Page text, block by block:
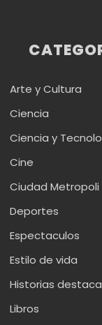
Arte y Cultura
Ciencia
Ciencia y
Cine
Ciudad Metropoli
Deportes
Espectaculos
Estilo de vida
Historias
Libros